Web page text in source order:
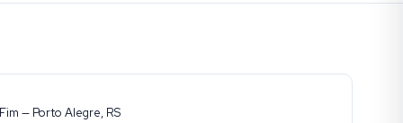
— Porto Alegre, RS